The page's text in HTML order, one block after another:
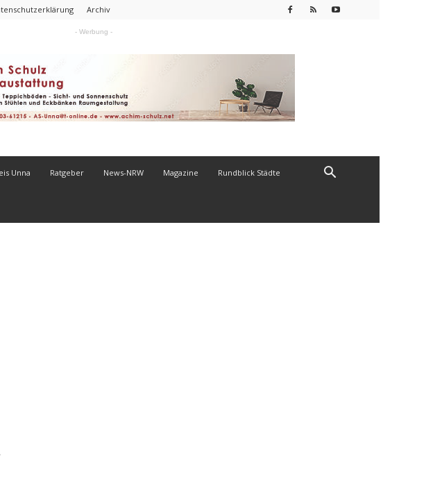
Archiv
- Werbung -
Unna Ratgeber News-NRW Magazine Rundblick Städte